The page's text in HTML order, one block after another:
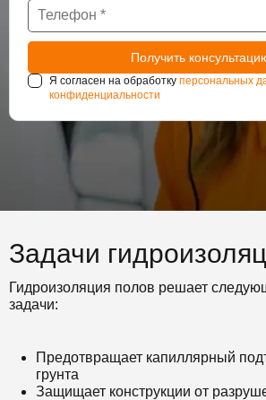
Я согласен на обработку персональных
конфиденциальности
Задачи
Гидроизоляция полов решает
задачи:
Предотвращает капиллярный
грунта
Защищает конструкции от